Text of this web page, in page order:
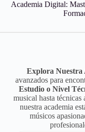
Academia Digital:
Explora Nuestra
avanzados para
Estudio o Nivel
musical hasta
nuestra academia
músicos